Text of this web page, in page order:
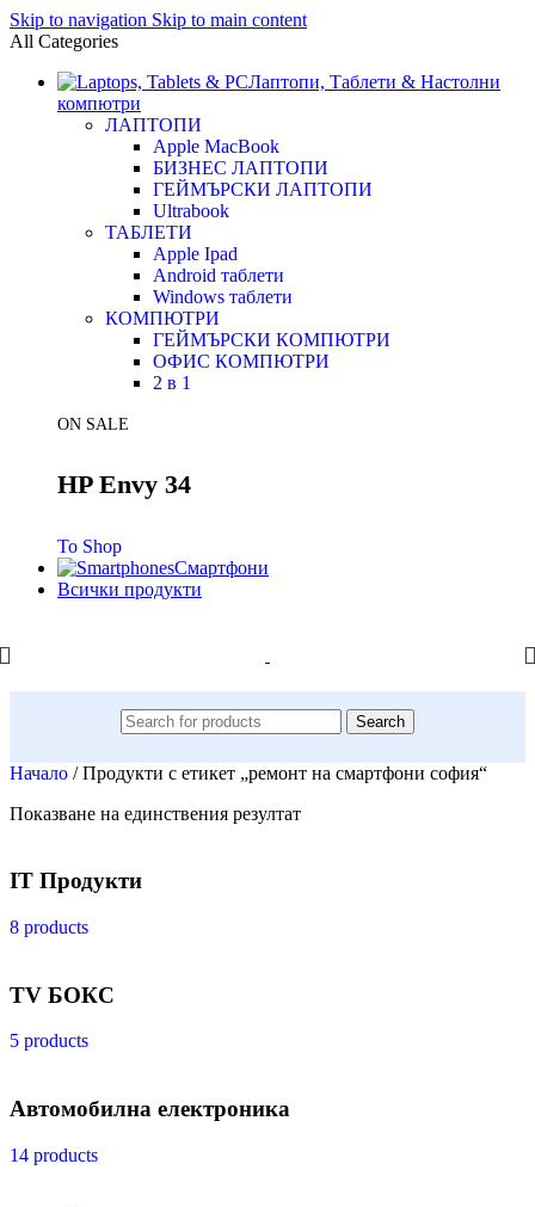
Skip to navigation Skip to main content
All Categories
Лаптопи, Таблети & Настолни
компютри
ЛАПТОПИ
Apple MacBook
БИЗНЕС ЛАПТОПИ
ГЕЙМЪРСКИ ЛАПТОПИ
Ultrabook
ТАБЛЕТИ
Apple Ipad
Android таблети
Windows таблети
КОМПЮТРИ
ГЕЙМЪРСКИ КОМПЮТРИ
ОФИС КОМПЮТРИ
2 в 1
ON SALE
HP Envy 34
To Shop
Смартфони
Всички продукти
Search
Начало / Продукти с етикет „ремонт на смартфони софия“
Показване на единствения резултат
IT Продукти
8 products
TV БОКС
5 products
Автомобилна електроника
14 products